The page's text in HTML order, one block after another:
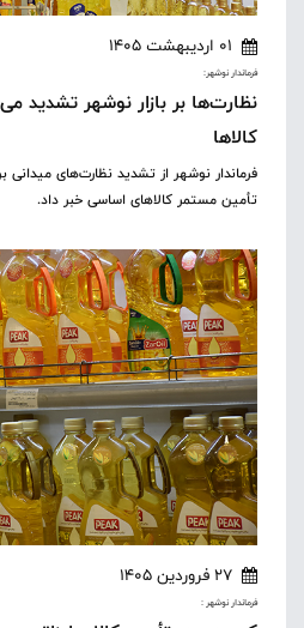
01 اردیبهشت 1405
فرماندار نوشهر:
نظارت‌ها بر بازار نوشهر تشدید
کالاها
فرماندار نوشهر از تشدید نظارت‌های میدانی
تأمین مستمر کالاهای اساسی خبر داد.
27 فروردین 1405
فرماندار نوشهر :